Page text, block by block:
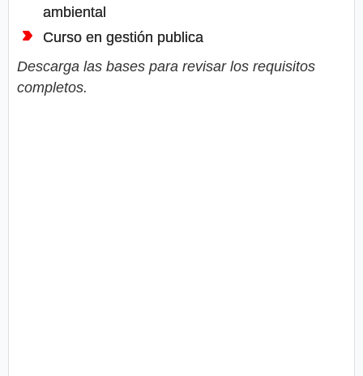
ambiental
Curso en gestión publica
Descarga las bases para revisar los requisitos
completos.